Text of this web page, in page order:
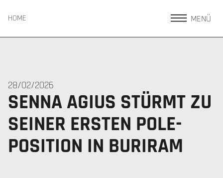
HOME MENÜ
28/02/2026
SENNA AGIUS STÜRMT ZU
SEINER ERSTEN POLE-
POSITION IN BURIRAM